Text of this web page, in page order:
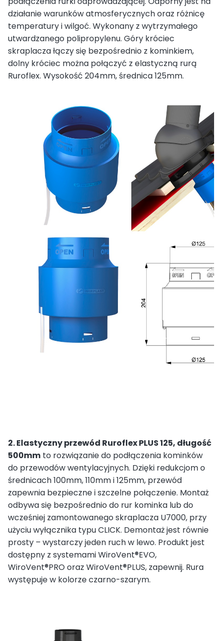
działanie warunków atmosferycznych oraz różnicę
temperatury i wilgoć. Wykonany z wytrzymałego
utwardzanego polipropylenu. Góry króciec
skraplacza łączy się bezpośrednio z kominkiem,
dolny króciec można połączyć z elastyczną rurą
Ruroflex. Wysokość 204mm, średnica 125mm.
2. Elastyczny przewód Ruroflex PLUS 125, długość
500mm to rozwiązanie do podłączenia kominków
do przewodów wentylacyjnych. Dzięki redukcjom o
średnicach 100mm, 110mm i 125mm, przewód
zapewnia bezpieczne i szczelne połączenie. Montaż
odbywa się bezpośrednio do rur kominka lub do
wcześniej zamontowanego skraplacza U7000, przy
użyciu wyłącznika typu CLICK. Demontaż jest równie
prosty – wystarczy jeden ruch w lewo. Produkt jest
dostępny z systemami WiroVent®EVO,
WiroVent®PRO oraz WiroVent®PLUS, zapewnij. Rura
występuje w kolorze czarno-szarym.